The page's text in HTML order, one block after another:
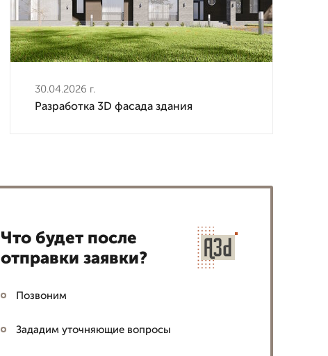
30.04.2026 г.
Разработка 3D фасада здания
Что будет после
отправки заявки?
Позвоним
Зададим уточняющие вопросы